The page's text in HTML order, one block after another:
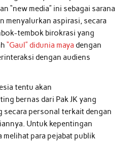
“new media” ini sebagai sarana
menyalurkan aspirasi, secara
tembok birokrasi yang
“Gaul” didunia maya dengan
dengan audiens
tentu akan
bernas dari Pak JK yang
secara personal terkait dengan
Untuk kepentingan
melihat para pejabat publik